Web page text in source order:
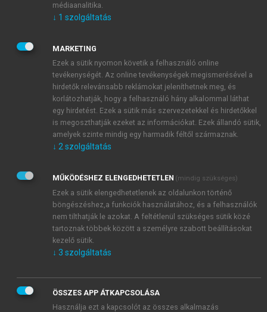
JELSZÓ
JELSZÓ ÚJRA
Kérek értesítést a MeRSZ újdonságairól, akcióiról.
Kérek értesítést az Akadémiai Kiadó Zrt. újdonságairól,
Adatkezelési tájékoztatóbanfoglaltakat tudomásul
veszem és elfogadom.
Általános vásárlási feltételeket, valamint a szotar.netés a
mersz.huoldalak licencszerződéseiben foglaltakat
tudomásul veszem és elfogadom.
KIPRÓBÁLOM
médiaanalitika.
↓ 1 szolgáltatás
MARKETING
Ezek a sütik nyomon követik a felhasználó online
tevékenységét. Az online tevékenységek megismerésével a
hirdetők relevánsabb reklámokat jeleníthetnek meg, és
korlátozhatják, hogy a felhasználó hány alkalommal láthat
egy hirdetést. Ezek a sütik más szervezetekkel és hirdetőkkel
is megoszthatják ezeket az információkat. Ezek állandó sütik,
amelyek szinte mindig egy harmadik féltől származnak.
↓ 2 szolgáltatás
MŰKÖDÉSHEZ ELENGEDHETETLEN (mindig szükséges)
Ezek a sütik elengedhetetlenek az oldalunkon történő
böngészéshez,a funkciók használatához, és a felhasználók
nem tilthatják le azokat. A feltétlenül szükséges sütik közé
tartoznak többek között a személyre szabott beállításokat
kezelő sütik.
↓ 3 szolgáltatás
ÖSSZES APP ÁTKAPCSOLÁSA
Használja ezt a kapcsolót az összes alkalmazás